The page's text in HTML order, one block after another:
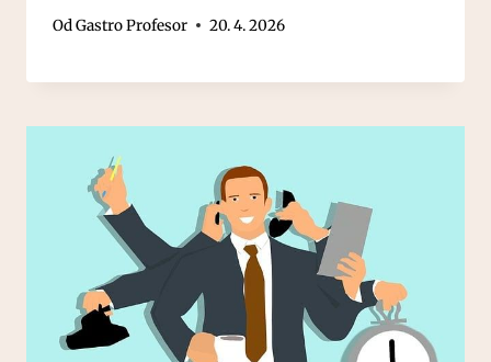
OdGastro Profesor 20. 4. 2026